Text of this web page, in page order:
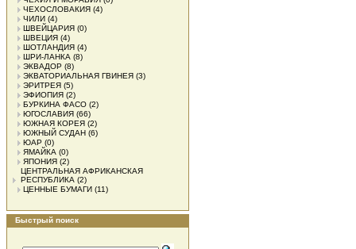
ЧЕХОСЛОВАКИЯ (4)
ЧИЛИ (4)
ШВЕЙЦАРИЯ (0)
ШВЕЦИЯ (4)
ШОТЛАНДИЯ (4)
ШРИ-ЛАНКА (8)
ЭКВАДОР (8)
ЭКВАТОРИАЛЬНАЯ ГВИНЕЯ (3)
ЭРИТРЕЯ (5)
ЭФИОПИЯ (2)
БУРКИНА ФАСО (2)
ЮГОСЛАВИЯ (66)
ЮЖНАЯ КОРЕЯ (2)
ЮЖНЫЙ СУДАН (6)
ЮАР (0)
ЯМАЙКА (0)
ЯПОНИЯ (2)
ЦЕНТРАЛЬНАЯ АФРИКАНСКАЯ
РЕСПУБЛИКА (2)
ЦЕННЫЕ БУМАГИ (11)
Быстрый поиск